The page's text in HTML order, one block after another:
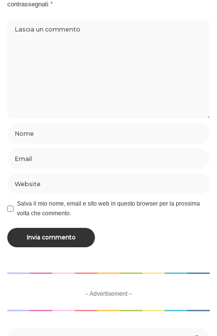
contrassegnati *
Salva il mio nome, email e sito web in questo browser per la prossima
volta che commento.
– Advertisement –